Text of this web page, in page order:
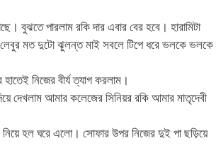
বুঝতে পারলাম রকি দার এবার বের হবে। হারামিটা
লেবুর মত দুটো ঝুলন্ত মাই সবলে টিপে ধরে ভলকে ভলকে
নিজের বীর্য ত্যাগ করলাম।
আমার কলেজের সিনিয়র রকি আমার মাতৃদেবী
নিয়ে হল ঘরে এলো। সোফার উপর নিজের দুই পা ছড়িয়ে